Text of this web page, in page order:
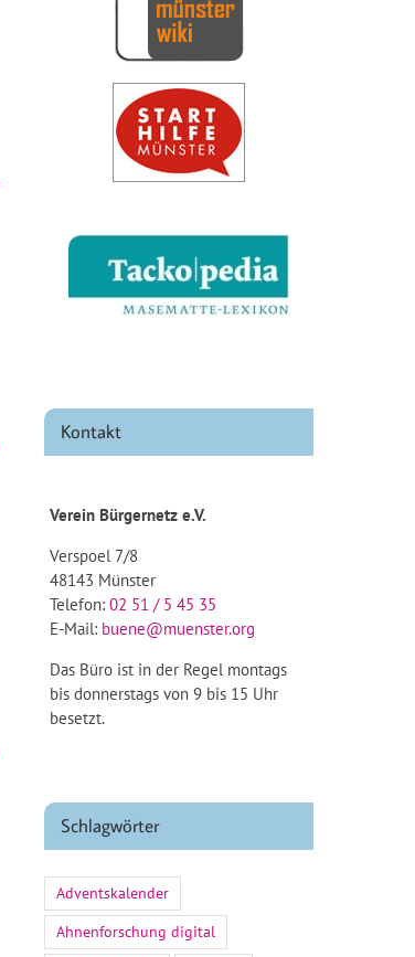
Kontakt
Verein Bürgernetz e.V.
Verspoel 7/8
48143 Münster
Telefon:02 51 / 5 45 35
E-Mail: buene@muenster.org
Das Büro ist in der Regel montags
bis donnerstags von 9 bis 15 Uhr
besetzt.
Schlagwörter
Adventskalender
Ahnenforschung digital